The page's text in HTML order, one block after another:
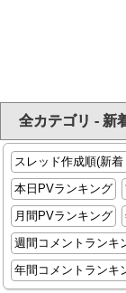
全カテゴリ - 新
スレッド作成順(新
本日PVランキング
月間PVランキング
週間コメントランキ
年間コメントランキ